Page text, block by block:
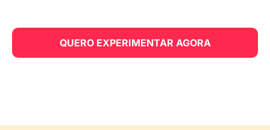
QUERO EXPERIMENTAR AGORA